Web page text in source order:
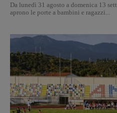
Da lunedì 31 agosto a domenica 13
aprono le porte a bambini e ragazzi...